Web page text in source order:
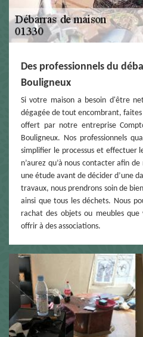
Des professionnels du
Bouligneux
Si votre maison a besoin d'être
dégagée de tout encombrant,
offert par notre entreprise
Bouligneux. Nos professionnels
simplifier le processus et effectuer
n’aurez qu’à nous contacter afin
une étude avant de décider d’une
travaux, nous prendrons soin de
ainsi que tous les déchets. Nous
rachat des objets ou meubles
offrir à des associations.